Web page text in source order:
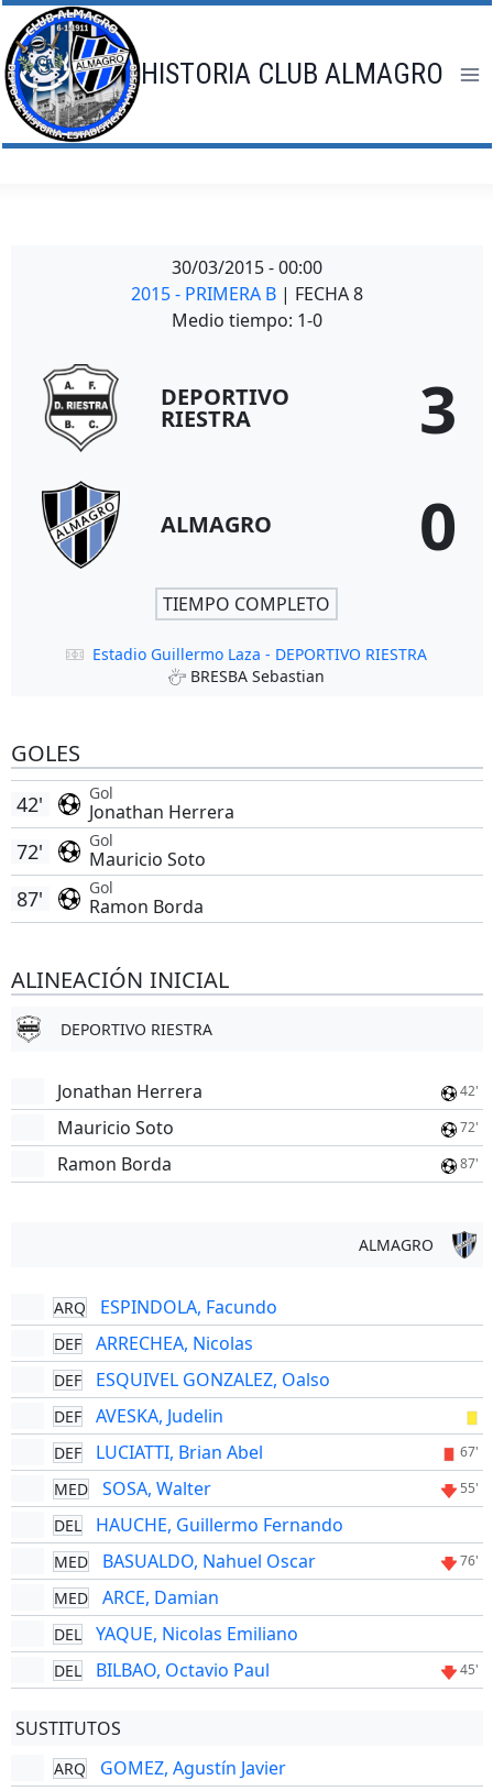
Saltar
al
contenido
HISTORIA CLUB ALMAGRO
30/03/2015 - 00:00
2015 - PRIMERA B | FECHA 8
Medio tiempo: 1-0
DEPORTIVO
RIESTRA 3
ALMAGRO 0
TIEMPO COMPLETO
Estadio Guillermo Laza - DEPORTIVO RIESTRA
BRESBA Sebastian
GOLES
Gol
Jonathan Herrera
42'
Gol
Mauricio Soto
72'
Gol
Ramon Borda
87'
ALINEACIÓN INICIAL
DEPORTIVO RIESTRA
Jonathan Herrera 42'
Mauricio Soto 72'
Ramon Borda 87'
ALMAGRO
ARQ ESPINDOLA, Facundo
DEF ARRECHEA, Nicolas
DEF ESQUIVEL GONZALEZ, Oalso
DEF AVESKA, Judelin
DEF LUCIATTI, Brian Abel 67'
MED SOSA, Walter 55'
DEL HAUCHE, Guillermo Fernando
MED BASUALDO, Nahuel Oscar 76'
MED ARCE, Damian
DEL YAQUE, Nicolas Emiliano
DEL BILBAO, Octavio Paul 45'
SUSTITUTOS
ARQ GOMEZ, Agustín Javier